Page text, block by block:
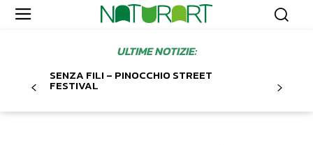
ULTIME NOTIZIE:
SENZA FILI – PINOCCHIO STREET
FESTIVAL